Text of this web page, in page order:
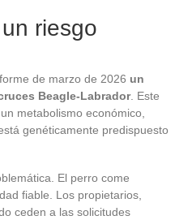
riesgo
de marzo de 2026 un
Beagle-Labrador. Este
metabolismo económico,
genéticamente predispuesto
El perro come
fiable. Los propietarios,
ceden a las solicitudes